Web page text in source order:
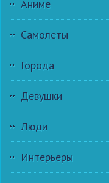
Аниме
Самолеты
Города
Девушки
Люди
Интерьеры